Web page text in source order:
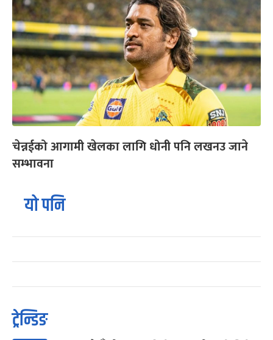
चेन्नईको आगामी खेलका लागि धोनी पनि लखनउ जाने
सम्भावना
यो पनि
ट्रेन्डिङ